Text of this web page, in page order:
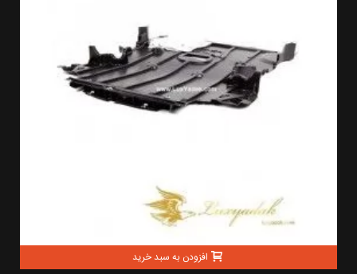
افزودن به سبد خرید